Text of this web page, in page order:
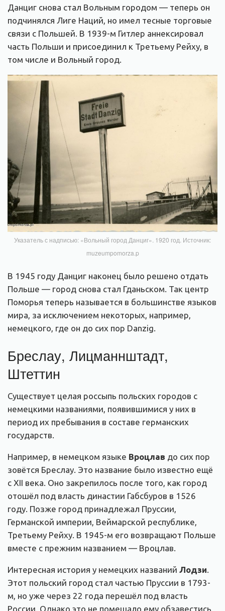
Данциг снова стал Вольным городом — теперь он
подчинялся Лиге Наций, но имел тесные торговые
связи с Польшей. В 1939-м Гитлер аннексировал
часть Польши и присоединил к Третьему Рейху, в
том числе и Вольный город.
Указатель с надписью: «Вольный город Данциг». 1920 год. Источник:
muzeumpomorza.p
В 1945 году Данциг наконец было решено отдать
Польше — город снова стал Гданьском. Так центр
Поморья теперь называется в большинстве языков
мира, за исключением некоторых, например,
немецкого, где он до сих пор Danzig.
Бреслау, Лицманнштадт,
Штеттин
Существует целая россыпь польских городов с
немецкими названиями, появившимися у них в
период их пребывания в составе германских
государств.
Например, в немецком языке Вроцлав до сих пор
зовётся Бреслау. Это название было известно ещё
с XII века. Оно закрепилось после того, как город
отошёл под власть династии Габсбуров в 1526
году. Позже город принадлежал Пруссии,
Германской империи, Веймарской республике,
Третьему Рейху. В 1945-м его возвращают Польше
вместе с прежним названием — Вроцлав.
Интересная история у немецких названий Лодзи
Этот польский город стал частью Пруссии в 1793-
м, но уже через 22 года перешёл под власть
России. Однако это не помешало ему обзавестись